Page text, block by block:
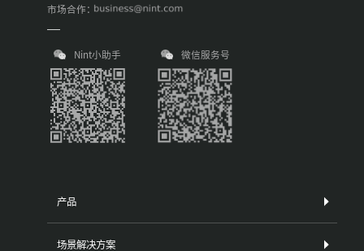
市场合作：
Nint小助手 微信服务号
产品
场景解决方案